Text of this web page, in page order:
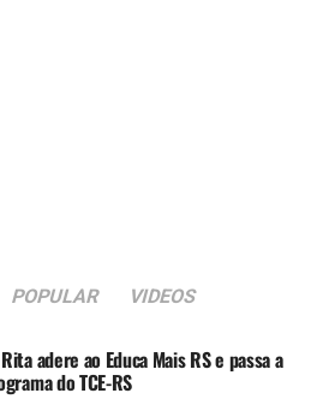
POPULAR VIDEOS
adere ao Educa Mais RS e passa a
do TCE-RS